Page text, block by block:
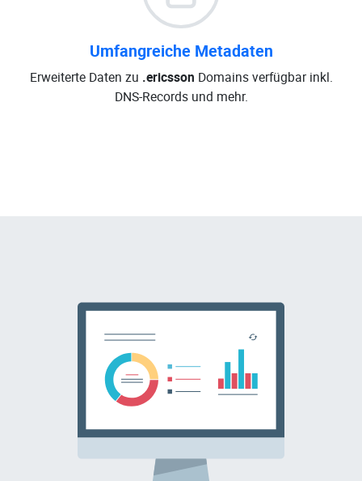
Umfangreiche Metadaten
Erweiterte Daten zu .ericsson Domains verfügbar inkl.
DNS-Records und mehr.